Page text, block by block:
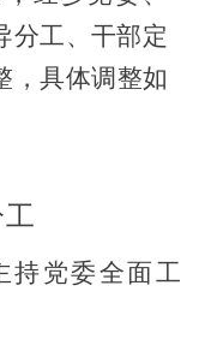
分工、干部定
，具体调整如
持党委全面工